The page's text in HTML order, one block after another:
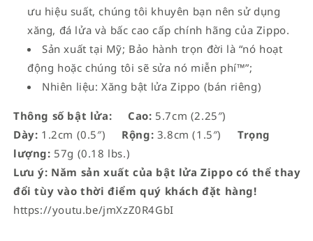
ưu hiệu suất, chúng tôi khuyên bạn nên sử dụng
xăng, đá lửa và bấc cao cấp chính hãng của Zippo.
Sản xuất tại Mỹ; Bảo hành trọn đời là “nó hoạt
động hoặc chúng tôi sẽ sửa nó miễn phí™”;
Nhiên liệu: Xăng bật lửa Zippo (bán riêng)
Thông số bật lửa: Cao: 5.7cm (2.25″)
Dày: 1.2cm (0.5″) Rộng: 3.8cm (1.5″)
Trọng
lượng: 57g (0.18 lbs.)
Lưu ý: Năm sản xuất của bật lửa Zippo có thể thay
đổi tùy vào thời điểm quý khách đặt hàng!
https://youtu.be/jmXzZ0R4GbI